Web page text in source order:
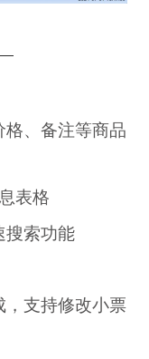
、备注等商品
表格
索功能
支持修改小票